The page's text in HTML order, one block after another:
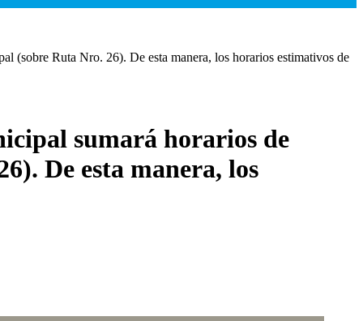
(sobre Ruta Nro. 26). De esta manera, los horarios estimativos de
sumará horarios de
De esta manera, los